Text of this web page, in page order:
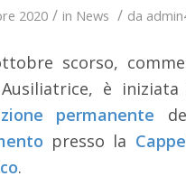
2020 / in News / da
scorso,
è iniziata
permanente
presso la
.